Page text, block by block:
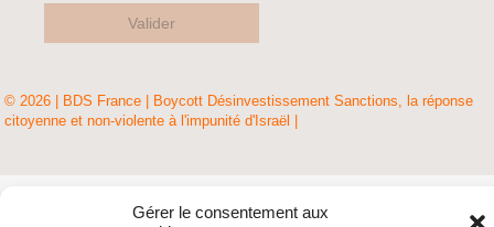
Gérer le consentement aux
Valider
© 2026 | BDS France | Boycott Désinvestissement Sanctions, la réponse
citoyenne et non-violente à l'impunité d'Israël |